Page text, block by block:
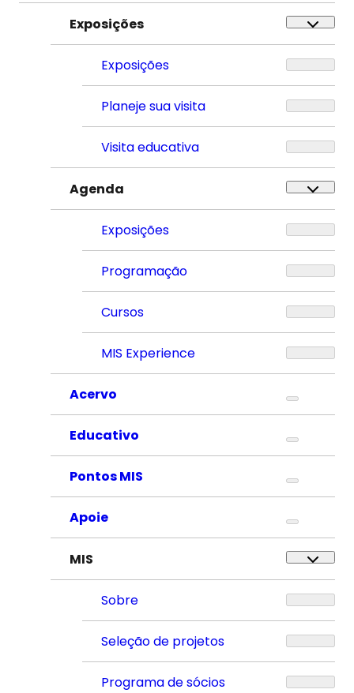
Exposições
Exposições
Planeje sua visita
Visita educativa
Agenda
Exposições
Programação
Cursos
MIS Experience
Acervo
Educativo
Pontos MIS
Apoie
MIS
Sobre
Seleção de projetos
Programa de sócios